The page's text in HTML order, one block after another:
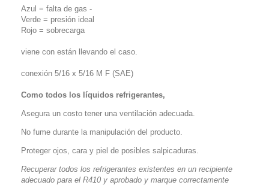
Azul = falta de gas -
Verde = presión ideal
Rojo = sobrecarga
viene con están llevando el caso.
conexión 5/16 x 5/16 M F (SAE)
Como todos los líquidos refrigerantes,
Asegura un costo tener una ventilación adecuada.
No fume durante la manipulación del producto.
Proteger ojos, cara y piel de posibles salpicaduras.
Recuperar todos los refrigerantes existentes en un recipiente
adecuado para el R410 y aprobado y marque correctamente